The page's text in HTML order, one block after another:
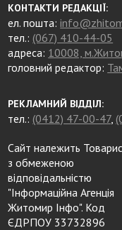
КОНТАКТИ РЕДАКЦІЇ:
ел. пошта:
тел.: (067) 410-44-05
адреса: 10008,
головний редактор:
РЕКЛАМНИЙ ВІДДІЛ:
тел.: (0412) 47-00-47,
Сайт належить
з обмеженою
відповідальністю
"Інформаційна Агенція
Житомир Інфо". Код
ЄДРПОУ 33732896